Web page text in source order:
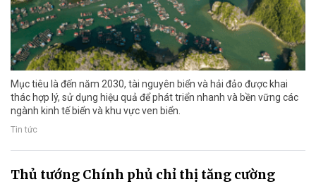
Mục tiêu là đến năm 2030, tài nguyên biển và hải đảo được khai
thác hợp lý, sử dụng hiệu quả để phát triển nhanh và bền vững các
ngành kinh tế biển và khu vực ven biển.
Tin tức
Thủ tướng Chính phủ chỉ thị tăng cường